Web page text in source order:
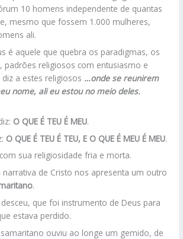
10 homens independente de quantas
mesmo que fossem 1.000 mulheres,
ali.
é aquele que quebra os paradigmas, os
padrões religiosos com entusiasmo e
a estes religiosos …onde se reunirem
nome, ali eu estou no meio deles.
O QUE É TEU É MEU.
O QUE É TEU É TEU, E O QUE É MEU É MEU.
sua religiosidade fria e morta.
de Cristo nos apresenta um outro
.
que foi instrumento de Deus para
estava perdido.
ouviu ao longe um gemido, de